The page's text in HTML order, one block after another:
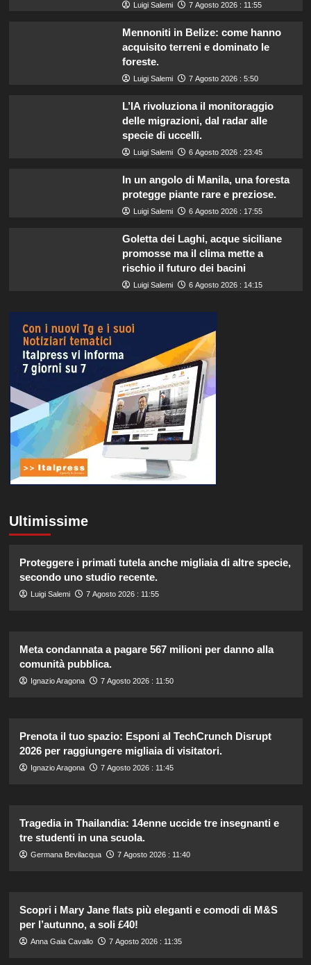
Luigi Salemi 7 Agosto 2026 : 11:55
Mennoniti in Belize: come hanno
acquisito terreni e dominato le
foreste.
Luigi Salemi 7 Agosto 2026 : 5:50
L’IA rivoluziona il monitoraggio
delle migrazioni, dal radar alle
specie di uccelli.
Luigi Salemi 6 Agosto 2026 : 23:45
In un angolo di Manila, una foresta
protegge piante rare e preziose.
Luigi Salemi 6 Agosto 2026 : 17:55
Goletta dei Laghi, acque siciliane
promosse ma il clima mette a
rischio il futuro dei bacini
Luigi Salemi 6 Agosto 2026 : 14:15
Ultimissime
Proteggere i primati tutela anche migliaia di altre specie,
secondo uno studio recente.
Luigi Salemi 7 Agosto 2026 : 11:55
Meta condannata a pagare 567 milioni per danno alla
comunità pubblica.
Ignazio Aragona 7 Agosto 2026 : 11:50
Prenota il tuo spazio: Esponi al TechCrunch Disrupt
2026 per raggiungere migliaia di visitatori.
Ignazio Aragona 7 Agosto 2026 : 11:45
Tragedia in Thailandia: 14enne uccide tre insegnanti e
tre studenti in una scuola.
Germana Bevilacqua 7 Agosto 2026 : 11:40
Scopri i Mary Jane flats più eleganti e comodi di M&S
per l’autunno, a soli £40!
Anna Gaia Cavallo 7 Agosto 2026 : 11:35